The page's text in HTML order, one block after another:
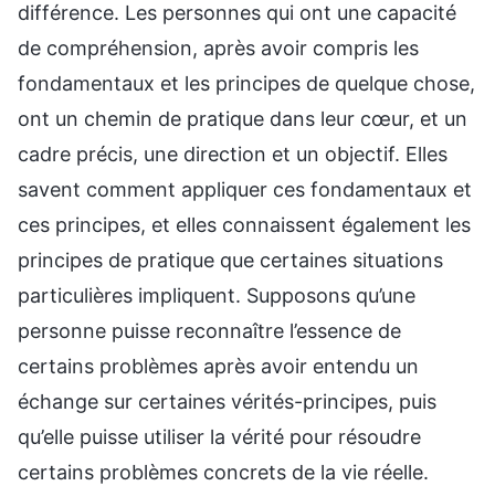
différence. Les personnes qui ont une capacité
de compréhension, après avoir compris les
fondamentaux et les principes de quelque chose,
ont un chemin de pratique dans leur cœur, et un
cadre précis, une direction et un objectif. Elles
savent comment appliquer ces fondamentaux et
ces principes, et elles connaissent également les
principes de pratique que certaines situations
particulières impliquent. Supposons qu’une
personne puisse reconnaître l’essence de
certains problèmes après avoir entendu un
échange sur certaines vérités-principes, puis
qu’elle puisse utiliser la vérité pour résoudre
certains problèmes concrets de la vie réelle.